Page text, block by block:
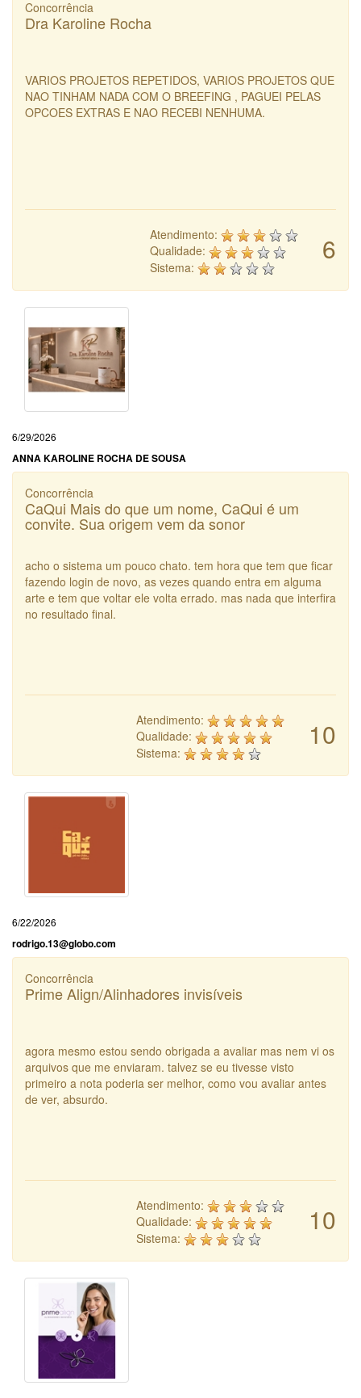
Concorrência
Dra Karoline Rocha
VARIOS PROJETOS REPETIDOS, VARIOS PROJETOS QUE
NAO TINHAM NADA COM O BREEFING , PAGUEI PELAS
OPCOES EXTRAS E NAO RECEBI NENHUMA.
6
Atendimento:
Qualidade:
Sistema:
6/29/2026
ANNA KAROLINE ROCHA DE SOUSA
Concorrência
CaQui Mais do que um nome, CaQui é um
convite. Sua origem vem da sonor
acho o sistema um pouco chato. tem hora que tem que ficar
fazendo login de novo, as vezes quando entra em alguma
arte e tem que voltar ele volta errado. mas nada que interfira
no resultado final.
10
Atendimento:
Qualidade:
Sistema:
6/22/2026
rodrigo.13@globo.com
Concorrência
Prime Align/Alinhadores invisíveis
agora mesmo estou sendo obrigada a avaliar mas nem vi os
arquivos que me enviaram. talvez se eu tivesse visto
primeiro a nota poderia ser melhor, como vou avaliar antes
de ver, absurdo.
10
Atendimento:
Qualidade:
Sistema: